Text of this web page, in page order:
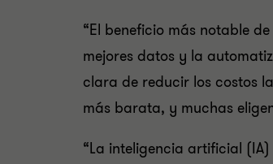
“El beneficio más notable
mejores datos y la
clara de reducir los costos
más barata, y muchas
“La inteligencia artificial